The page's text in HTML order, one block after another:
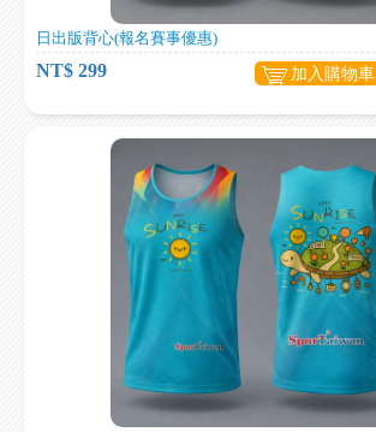
日出版背心(報名賽事優惠)
NT$ 299 加入購物車